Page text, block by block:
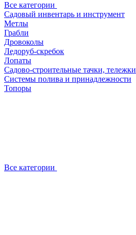
Все категории
Садовый инвентарь и инструмент
Метлы
Грабли
Дровоколы
Ледоруб-скребок
Лопаты
Садово-строительные тачки, тележки
Системы полива и принадлежности
Топоры
Все категории